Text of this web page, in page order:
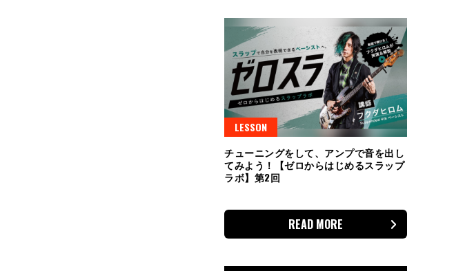
LESSON
チューニングをして、アンプで音を出し
てみよう！【ゼロからはじめるスラップ
ラボ】第2回
READ MORE